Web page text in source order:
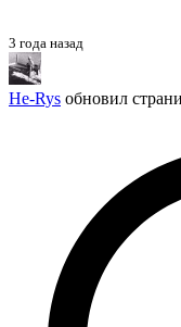
3 года назад
He-Rys обновил